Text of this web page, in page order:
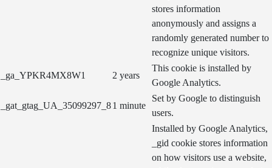
stores information
anonymously and assigns a
randomly generated number to
recognize unique visitors.
_ga_YPKR4MX8W1 2 years
This cookie is installed by
Google Analytics.
_gat_gtag_UA_35099297_81 minute
Set by Google to distinguish
users.
Installed by Google Analytics,
_gid cookie stores information
on how visitors use a website,